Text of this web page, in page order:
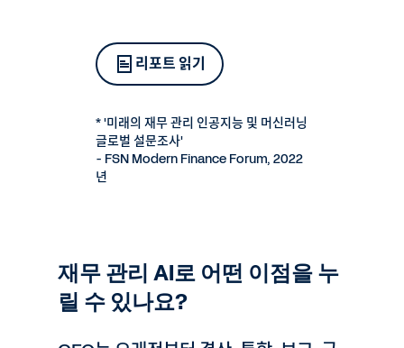
리포트 읽기
* '미래의 재무 관리 인공지능 및 머신러닝
글로벌 설문조사'
- FSN Modern Finance Forum, 2022
년
재무 관리 AI로 어떤 이점을 누
릴 수 있나요?